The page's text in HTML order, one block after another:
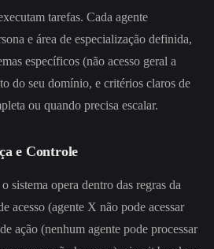
tarefas. Cada agente
e área de especialização definida,
específicos (não acesso geral a
do seu domínio, e critérios claros de
ou quando precisa escalar.
e Controle
sistema opera dentro das regras da
acesso (agente X não pode acessar
ação (nenhum agente pode processar